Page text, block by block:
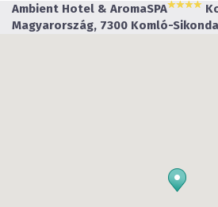
Ambient Hotel & AromaSPA
Magyarország, 7300 Komló-